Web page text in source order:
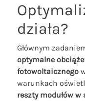
działa?
Głównym
optymalne
fotowoltaicznego
warunkach
reszty modułów w